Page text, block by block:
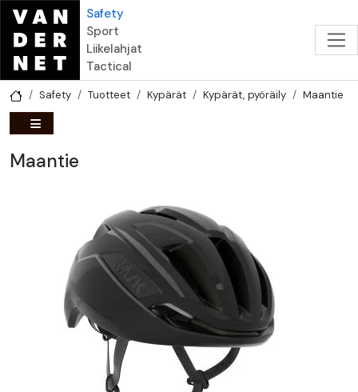
Hyppää pääsisältöön
Safety
Sport
Liikelahjat
Tactical
Safety Tuotteet Kypärät Kypärät, pyöräily Maantie
Maantie